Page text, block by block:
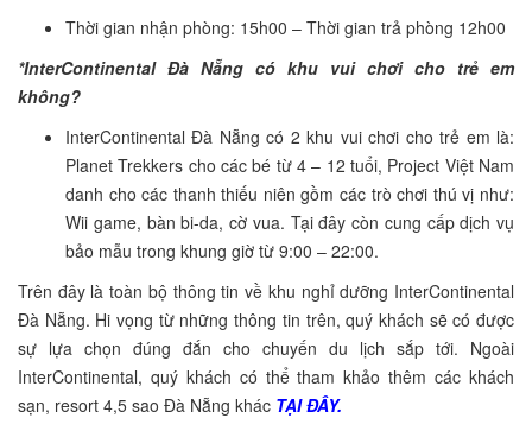
Thời gian nhận phòng: 15h00 – Thời gian trả phòng 12h00
*InterContinental Đà Nẵng có khu vui chơi cho trẻ em
không?
InterContinental Đà Nẵng có 2 khu vui chơi cho trẻ em là:
Planet Trekkers cho các bé từ 4 – 12 tuổi, Project Việt Nam
danh cho các thanh thiếu niên gồm các trò chơi thú vị như:
Wii game, bàn bi-da, cờ vua. Tại đây còn cung cấp dịch vụ
bảo mẫu trong khung giờ từ 9:00 – 22:00.
Trên đây là toàn bộ thông tin về khu nghỉ dưỡng InterContinental
Đà Nẵng. Hi vọng từ những thông tin trên, quý khách sẽ có được
sự lựa chọn đúng đắn cho chuyến du lịch sắp tới. Ngoài
InterContinental, quý khách có thể tham khảo thêm các khách
sạn, resort 4,5 sao Đà Nẵng khác TẠI ĐÂY.